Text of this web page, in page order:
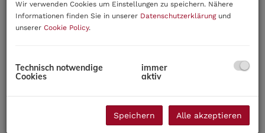
Wir verwenden Cookies um Einstellungen zu speichern. Nähere
Informationen finden Sie in unserer Datenschutzerklärungund
unserer Cookie Policy.
Technisch notwendige
Cookies
immer
aktiv
Speichern Alle akzeptieren